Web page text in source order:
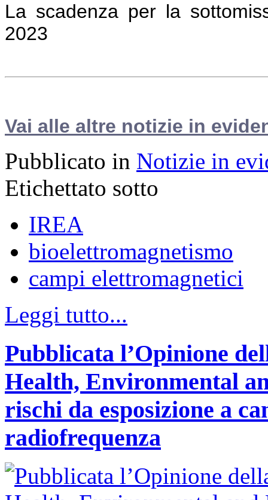
La scadenza per la
2023
Vai alle altre notizie in
Pubblicato in Notizie in
Etichettato sotto
IREA
bioelettromagnetismo
campi elettromagnetici
Leggi tutto...
Pubblicata l’Opinione
Health, Environmental
rischi da esposizione a
radiofrequenza